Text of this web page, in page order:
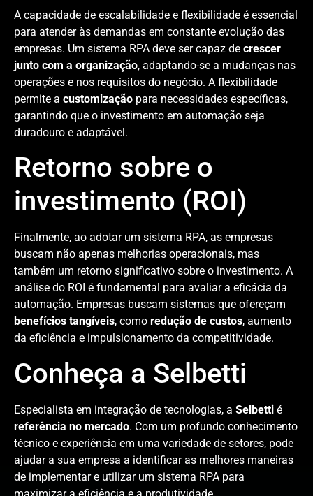
A capacidade de escalabilidade e flexibilidade é essencial
para atender às demandas em constante evolução das
empresas. Um sistema RPA deve ser capaz de crescer
junto com a organização, adaptando-se a mudanças nas
operações e nos requisitos do negócio. A flexibilidade
permite a customização para necessidades específicas,
garantindo que o investimento em automação seja
duradouro e adaptável.
Retorno sobre o
investimento (ROI)
Finalmente, ao adotar um sistema RPA, as empresas
buscam não apenas melhorias operacionais, mas
também um retorno significativo sobre o investimento. A
análise do ROI é fundamental para avaliar a eficácia da
automação. Empresas buscam sistemas que ofereçam
benefícios tangíveis, como redução de custos, aumento
da eficiência e impulsionamento da competitividade.
Conheça a Selbetti
Especialista em integração de tecnologias, a Selbetti é
referência no mercado. Com um profundo conhecimento
técnico e experiência em uma variedade de setores, pode
ajudar a sua empresa a identificar as melhores maneiras
de implementar e utilizar um sistema RPA para